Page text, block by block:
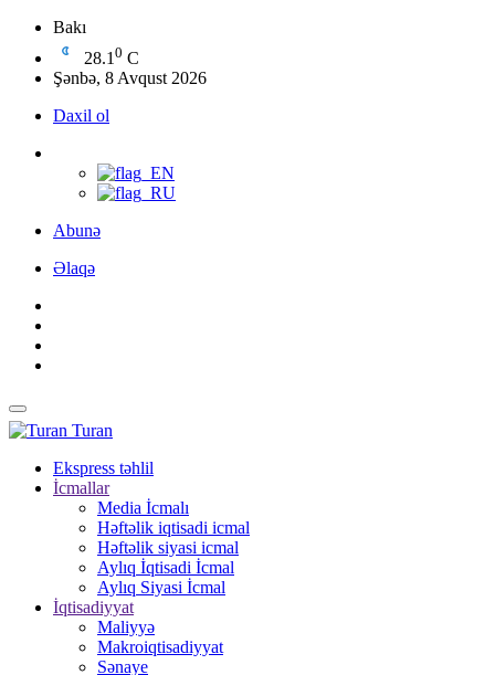
Bakı
28.1 0 C
Şənbə, 8 Avqust 2026
Daxil ol
Abunə
Əlaqə
Turan
Ekspress təhlil
İcmallar
Media İcmalı
Həftəlik iqtisadi icmal
Həftəlik siyasi icmal
Aylıq İqtisadi İcmal
Aylıq Siyasi İcmal
İqtisadiyyat
Maliyyə
Makroiqtisadiyyat
Sənaye